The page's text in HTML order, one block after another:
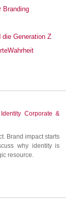
Branding
die Generation Z
Corporate &
Brand impact starts
why identity is
resource.